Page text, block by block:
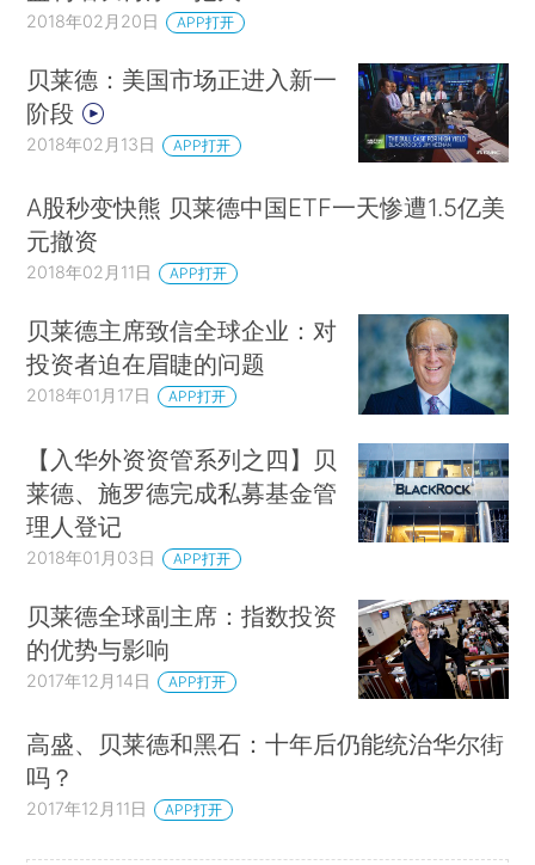
2018年02月20日 APP打开
贝莱德：美国市场正进入新一
阶段
2018年02月13日 APP打开
A股秒变快熊 贝莱德中国ETF一天惨遭1.5亿美
元撤资
2018年02月11日 APP打开
贝莱德主席致信全球企业：对
投资者迫在眉睫的问题
2018年01月17日 APP打开
【入华外资资管系列之四】贝
莱德、施罗德完成私募基金管
理人登记
2018年01月03日 APP打开
贝莱德全球副主席：指数投资
的优势与影响
2017年12月14日 APP打开
高盛、贝莱德和黑石：十年后仍能统治华尔街
吗？
2017年12月11日 APP打开